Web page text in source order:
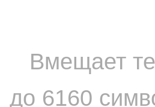
Вмещает
до 6160